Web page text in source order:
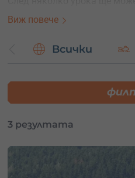
Какво ще научиш в едно
Твоят индивидуален урок
на сушата, където твоят
основите на
преместите във водата,
се научиш да завиваш,
Виж повече
Всички
3 резултата